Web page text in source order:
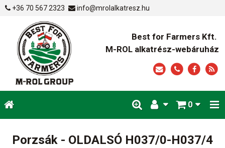
+36 70 567 2323 info@mrolalkatresz.hu
Best for Farmers Kft.
M-ROL alkatrész-webáruház
0
Porzsák - OLDALSÓ H037/0-H037/4